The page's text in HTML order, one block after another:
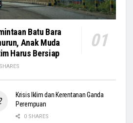
Batu Bara
Anak Muda
Harus Bersiap
Krisis Iklim dan Kerentanan Ganda
Perempuan
0 SHARES